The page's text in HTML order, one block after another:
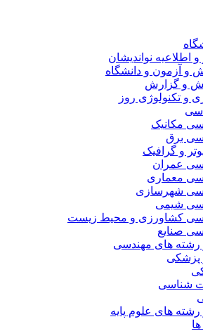
نواندیشان
و دانشگاه
گزارش
روز
گرافیک
کشاورزی و محیط زیست
های مهندسی
های علوم پایه